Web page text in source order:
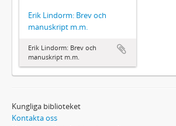
Erik Lindorm: Brev och
manuskript m.m.
Erik Lindorm: Brev och
manuskript m.m.
Kungliga biblioteket
Kontakta oss